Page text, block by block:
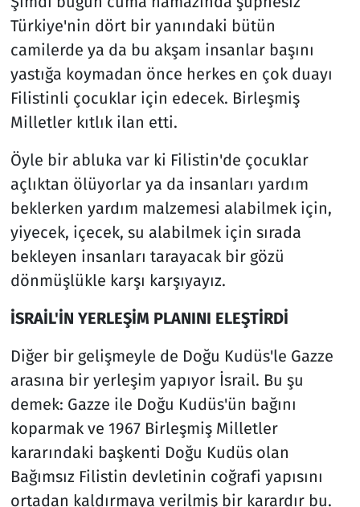
Türkiye'nin dört bir yanındaki bütün
camilerde ya da bu akşam insanlar başını
yastığa koymadan önce herkes en çok duayı
Filistinli çocuklar için edecek. Birleşmiş
Milletler kıtlık ilan etti.
Öyle bir abluka var ki Filistin'de çocuklar
açlıktan ölüyorlar ya da insanları yardım
beklerken yardım malzemesi alabilmek için,
yiyecek, içecek, su alabilmek için sırada
bekleyen insanları tarayacak bir gözü
dönmüşlükle karşı karşıyayız.
İSRAİL'İN YERLEŞİM PLANINI ELEŞTİRDİ
Diğer bir gelişmeyle de Doğu Kudüs'le Gazze
arasına bir yerleşim yapıyor İsrail. Bu şu
demek: Gazze ile Doğu Kudüs'ün bağını
koparmak ve 1967 Birleşmiş Milletler
kararındaki başkenti Doğu Kudüs olan
Bağımsız Filistin devletinin coğrafi yapısını
ortadan kaldırmaya verilmiş bir karardır bu.